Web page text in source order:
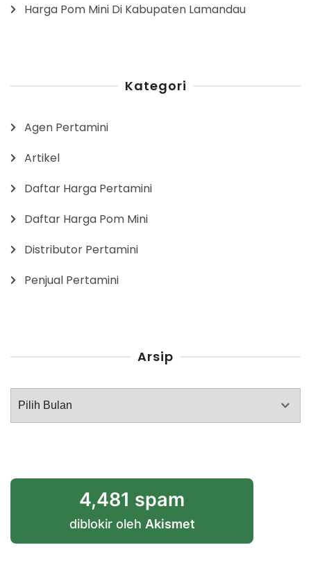
Harga Pom Mini Di Kabupaten Lamandau
Kategori
Agen Pertamini
Artikel
Daftar Harga Pertamini
Daftar Harga Pom Mini
Distributor Pertamini
Penjual Pertamini
Arsip
Arsip
4,481 spam
diblokir oleh Akismet